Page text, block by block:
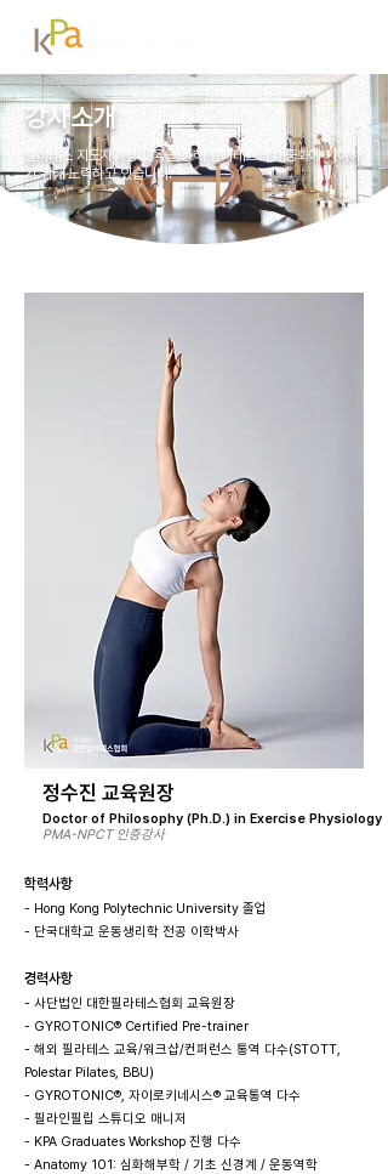
강사소개
필라테스 지도자과정 교육을 통해 필라테스의 대중화에 기여하
기 위해 노력하고 있습니다.
정수진 교육원장
Doctor of Philosophy (Ph.D.) in Exercise Physiology
PMA-NPCT 인증강사
학력사항
- Hong Kong Polytechnic University 졸업
- 단국대학교 운동생리학 전공 이학박사
경력사항
- 사단법인 대한필라테스협회 교육원장
- GYROTONIC® Certified Pre-trainer
- 해외 필라테스 교육/워크샵/컨퍼런스 통역 다수(STOTT,
Polestar Pilates, BBU)
- GYROTONIC®, 자이로키네시스® 교육통역 다수
- 필라인필립 스튜디오 매니저
- KPA Graduates Workshop 진행 다수
- Anatomy 101: 심화해부학 / 기초 신경계 / 운동역학